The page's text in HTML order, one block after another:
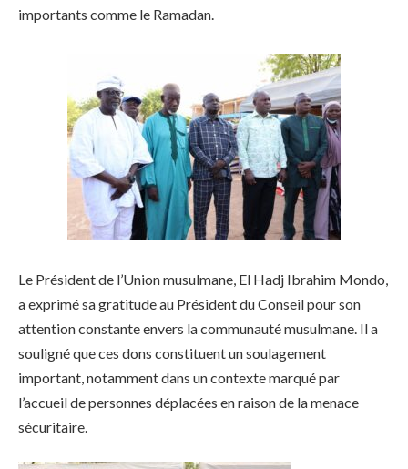
importants comme le Ramadan.
Le Président de l’Union musulmane, El Hadj Ibrahim Mondo,
a exprimé sa gratitude au Président du Conseil pour son
attention constante envers la communauté musulmane. Il a
souligné que ces dons constituent un soulagement
important, notamment dans un contexte marqué par
l’accueil de personnes déplacées en raison de la menace
sécuritaire.